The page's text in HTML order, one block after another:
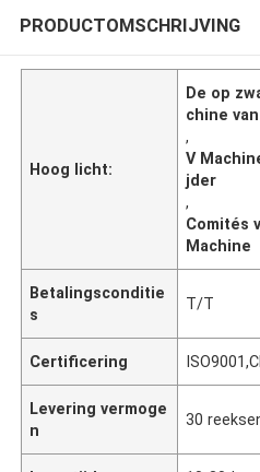
PRODUCTOMSCHRIJVING
Hoog licht:
De op
chine
,
V
jder
,
Comités
Machine
Betalingsconditie
s
T/T
Certificering
Levering vermoge
n
30